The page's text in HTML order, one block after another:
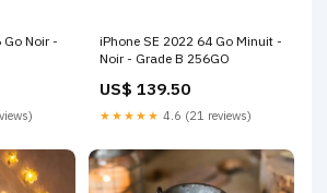
Go Noir -
iPhone SE 2022 64 Go Minuit -
Noir - Grade B 256GO
US$ 139.50
★★★★★ 4.6 (21 reviews)